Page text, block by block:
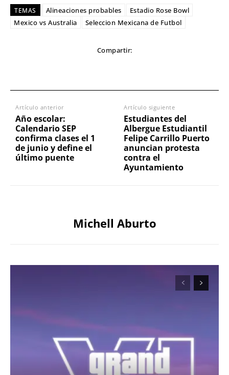
TEMAS Alineaciones probables
Estadio Rose Bowl
Mexico vs Australia
Seleccion Mexicana de Futbol
Compartir:
Artículo anterior
Año escolar:
Calendario SEP
confirma clases el 1
de junio y define el
último puente
Artículo siguiente
Estudiantes del
Albergue Estudiantil
Felipe Carrillo Puerto
anuncian protesta
contra el
Ayuntamiento
Michell Aburto